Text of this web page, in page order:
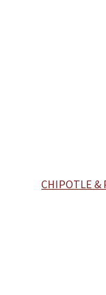
Article
CHIPOTLE &